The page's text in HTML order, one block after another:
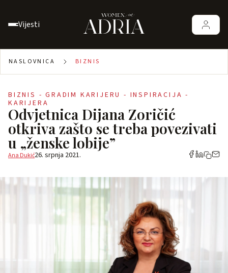
Vijesti
NASLOVNICA BIZNIS
BIZNIS - GRADIM KARIJERU - INSPIRACIJA -
KARIJERA
Odvjetnica Dijana Zoričić
otkriva zašto se treba povezivati
u „ženske lobije”
Ana Dukić26. srpnja 2021.